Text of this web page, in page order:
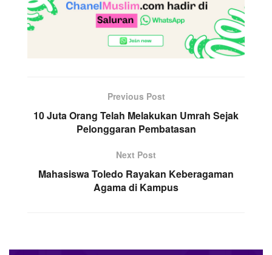
Previous Post
10 Juta Orang Telah Melakukan Umrah Sejak
Pelonggaran Pembatasan
Next Post
Mahasiswa Toledo Rayakan Keberagaman
Agama di Kampus